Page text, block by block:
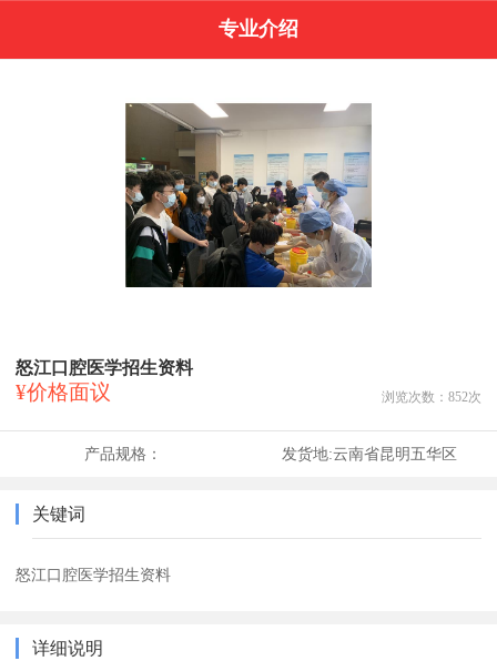
专业介绍
怒江口腔医学招生资料
¥价格面议 浏览次数： 852次
产品规格： 发货地:云南省昆明五华区
关键词
怒江口腔医学招生资料
详细说明